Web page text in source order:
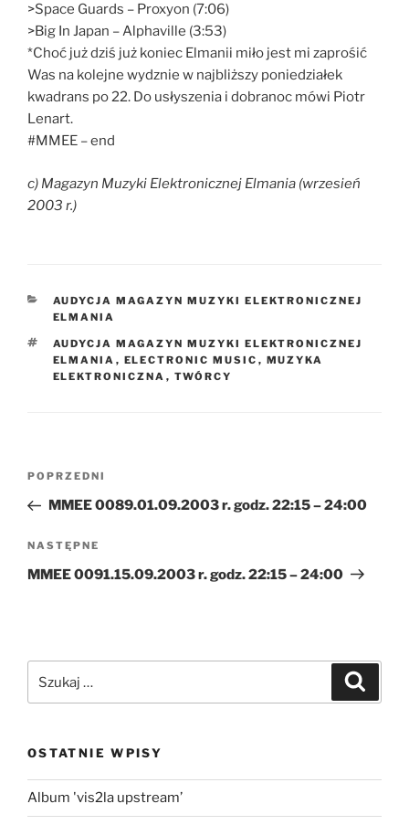
>Space Guards – Proxyon (7:06)
>Big In Japan – Alphaville (3:53)
*Choć już dziś już koniec Elmanii miło jest mi zaprośić
Was na kolejne wydznie w najbliższy poniedziałek
kwadrans po 22. Do usłyszenia i dobranoc mówi Piotr
Lenart.
#MMEE – end
c) Magazyn Muzyki Elektronicznej Elmania (wrzesień
2003 r.)
KATEGORIE
AUDYCJA MAGAZYN MUZYKI ELEKTRONICZNEJ
ELMANIA
TAGI
AUDYCJA MAGAZYN MUZYKI ELEKTRONICZNEJ
ELMANIA , ELECTRONIC MUSIC , MUZYKA
ELEKTRONICZNA , TWÓRCY
Nawigacja
Poprzedni
wpis
POPRZEDNI
MMEE 0089.01.09.2003 r. godz. 22:15 – 24:00
Następny
wpis
NASTĘPNE
MMEE 0091.15.09.2003 r. godz. 22:15 – 24:00
OSTATNIE WPISY
Album 'vis2la upstream’